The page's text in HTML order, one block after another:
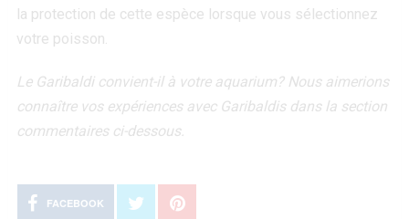
la protection de cette espèce lorsque vous sélectionnez
votre poisson.
Le Garibaldi convient-il à votre aquarium? Nous aimerions
connaître vos expériences avec Garibaldis dans la section
commentaires ci-dessous.
FACEBOOK